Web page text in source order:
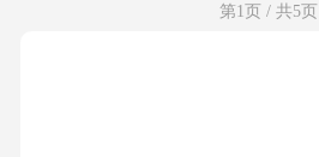
第1页 / 共5页